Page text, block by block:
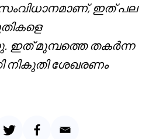
ഇത് പല
ഇത് മുമ്പത്തെ തകർന്ന
നികുതി ശേഖരണം